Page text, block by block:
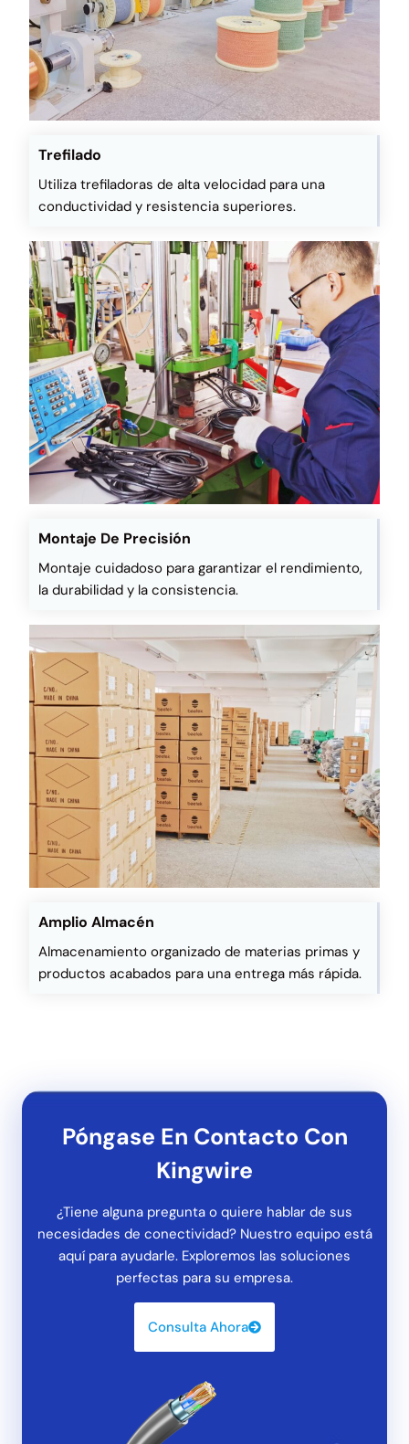
Trefilado
Utiliza trefiladoras de alta velocidad para una
conductividad y resistencia superiores.
Montaje De Precisión
Montaje cuidadoso para garantizar el rendimiento,
la durabilidad y la consistencia.
Amplio Almacén
Almacenamiento organizado de materias primas y
productos acabados para una entrega más rápida.
Póngase En Contacto Con
Kingwire
¿Tiene alguna pregunta o quiere hablar de sus
necesidades de conectividad? Nuestro equipo está
aquí para ayudarle. Exploremos las soluciones
perfectas para su empresa.
Consulta Ahora